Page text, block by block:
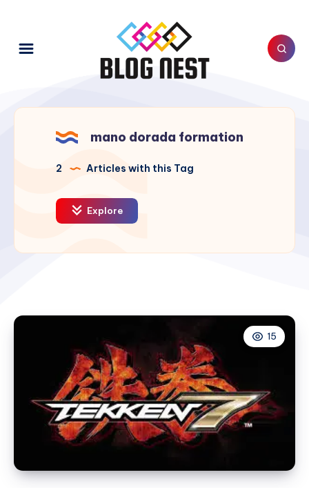
mano dorada formation
2 Articles with this Tag
Explore
15